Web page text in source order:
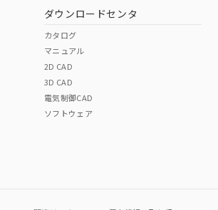
ダウンロードセンタ
カタログ
マニュアル
2D CAD
3D CAD
電気制御CAD
ソフトウェア